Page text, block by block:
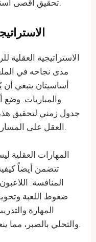
تحقيق أقصى استفادة ممكنة من تحضيراتهم اليومية.
الاستراتيجية
مدى نجاحه في
أساسيتان ينبغي
والمباريات.
جدول زمني لتحقيق
العقل على المسار الصحيح وتحقيق الأهداف المرجوة.
المهارات العقلية
تتضمن أيضاً
المنافسة.
ضغوط اللعبة
المهارة
والتحلي بالصبر، مما ينعكس إيجابياً على الأداء في الميدان.